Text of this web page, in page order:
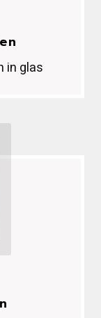
in glas